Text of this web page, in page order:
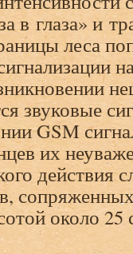
в глаза» и
леса
звуковые
GSM
их
действия
около 25